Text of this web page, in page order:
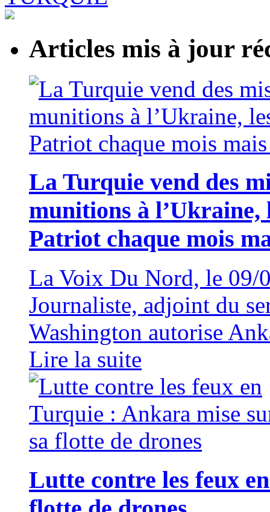
Articles mis à jour
La Turquie vend des
munitions à l’Ukraine,
Patriot chaque mois
La Voix Du Nord, le 09/
Journaliste, adjoint du
Washington autorise
Lire la suite
Lutte contre les feux